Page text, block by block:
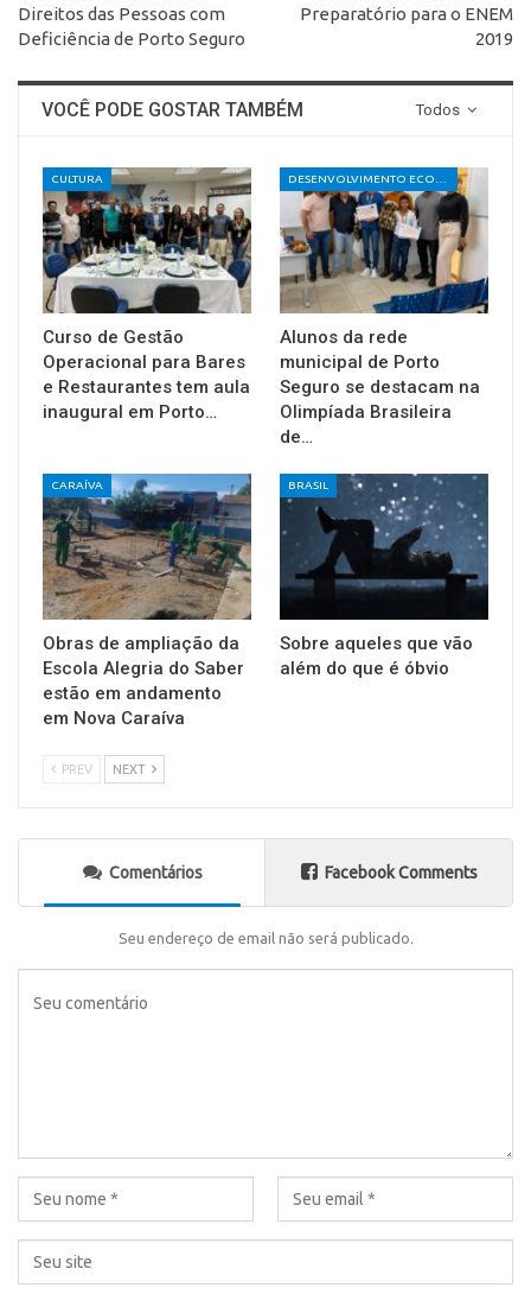
Direitos das Pessoas com
Deficiência de Porto Seguro
Preparatório para o ENEM
2019
Todos
VOCÊ PODE GOSTAR TAMBÉM
CULTURA
Curso de Gestão
Operacional para Bares
e Restaurantes tem aula
inaugural em Porto…
Alunos da rede
municipal de Porto
Seguro se destacam na
Olimpíada Brasileira
de…
CARAÍVA
Obras de ampliação da
Escola Alegria do Saber
estão em andamento
em Nova Caraíva
BRASIL
Sobre aqueles que vão
além do que é óbvio
PREV NEXT
Comentários Facebook Comments
Seu endereço de email não será publicado.